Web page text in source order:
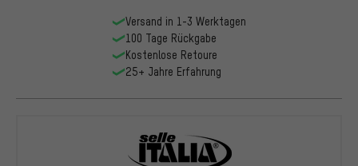
Versand in 1-3 Werktagen
100 Tage Rückgabe
Kostenlose Retoure
25+ Jahre Erfahrung